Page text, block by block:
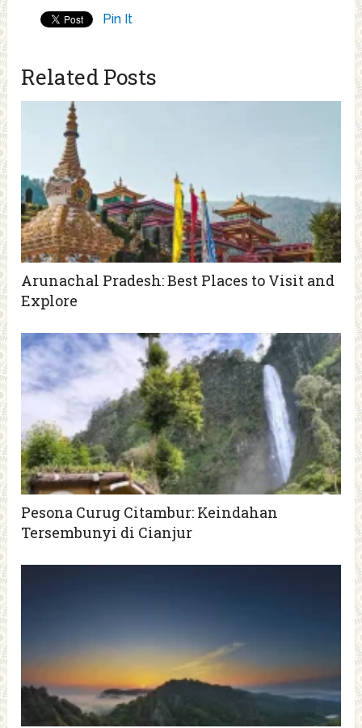
Pin It
Related Posts
Arunachal Pradesh: Best Places to Visit and
Explore
Pesona Curug Citambur: Keindahan
Tersembunyi di Cianjur